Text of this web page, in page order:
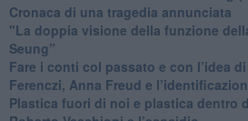
​Cronaca di una tragedia annunciata
"​La doppia visione della funzione
Seung”
​Fare i conti col passato e con l’idea
​Ferenczi, Anna Freud e
Plastica fuori di noi e plastica dentro